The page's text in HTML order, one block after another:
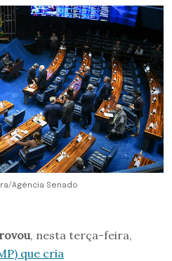
Agência Senado
, nesta terça-feira,
que cria